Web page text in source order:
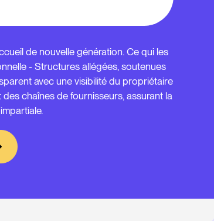
de nouvelle génération. Ce qui les
- Structures allégées, soutenues
avec une visibilité du propriétaire
chaînes de fournisseurs, assurant la